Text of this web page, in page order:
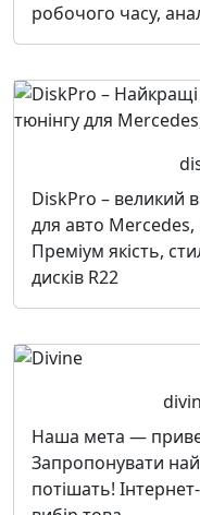
робочого часу,
DiskPro – великий
для авто Mercedes,
Преміум якість,
дисків R22
Наша мета —
Запропонувати
потішать!